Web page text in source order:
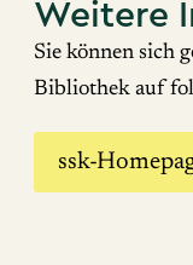
Weitere
Sie können sich
Bibliothek auf
ssk-